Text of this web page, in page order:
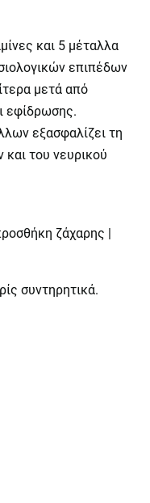
και 5 μέταλλα
επιπέδων
μετά από
εφίδρωσης.
εξασφαλίζει τη
του νευρικού
ζάχαρης |
συντηρητικά.